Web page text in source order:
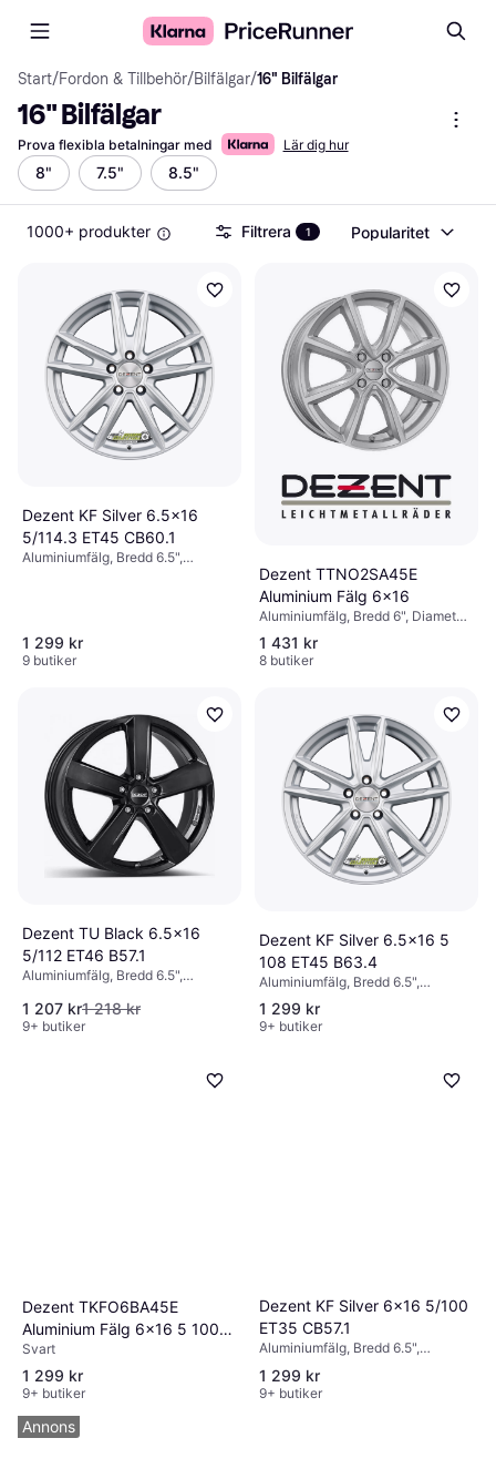
Start/Fordon & Tillbehör/Bilfälgar/16" Bilfälgar
16" Bilfälgar
Prova flexibla betalningar med Lär dig hur
8" 7.5" 8.5"
1000+ produkter Filtrera 1 Popularitet
Dezent KF Silver 6.5x16
5/114.3 ET45 CB60.1
Aluminiumfälg, Bredd 6.5",
1 299 kr
9 butiker
Dezent TTNO2SA45E
Aluminium Fälg 6x16
Aluminiumfälg, Bredd 6", Diameter
16", Svart, Silver
1 431 kr
8 butiker
Dezent TU Black 6.5x16
5/112 ET46 B57.1
Aluminiumfälg, Bredd 6.5",
1 207 kr1 218 kr
9+ butiker
Dezent KF Silver 6.5x16 5
108 ET45 B63.4
Aluminiumfälg, Bredd 6.5",
Diameter 16", Silver, Svart
1 299 kr
9+ butiker
Dezent TKFO6BA45E
Aluminium Fälg 6x16 5 100
ET45
Svart
1 299 kr
9+ butiker
Dezent KF Silver 6x16 5/100
ET35 CB57.1
Aluminiumfälg, Bredd 6.5",
Diameter 16", Svart, Silver
1 299 kr
9+ butiker
Annons